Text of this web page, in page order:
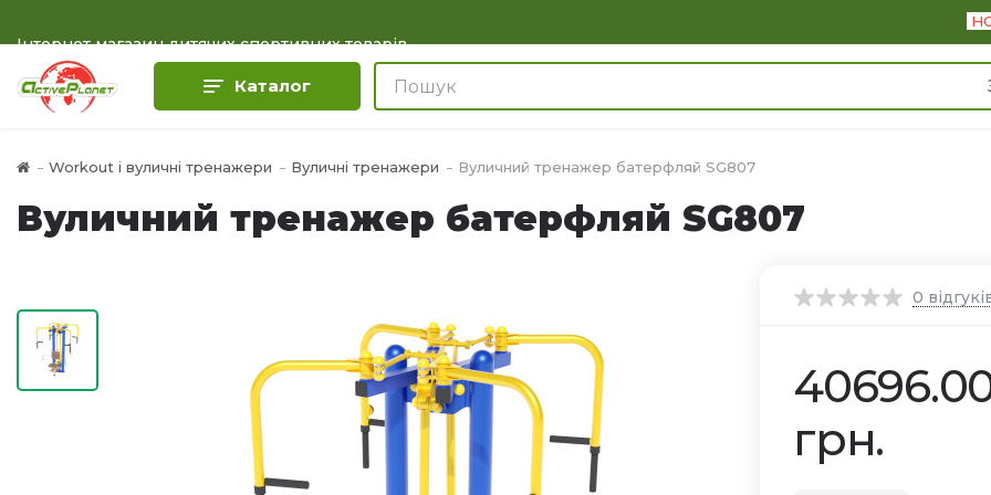
Інтернет магазин дитячих спортивних товарів
Каталог
Workout і вуличні тренажери Вуличні тренажери Вуличний тренажер батерфляй SG807
Вуличний тренажер батерфляй SG807
0
грн.